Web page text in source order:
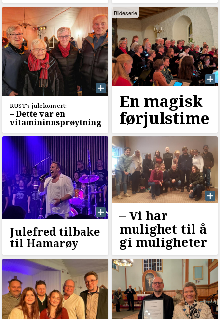
RUST's julekonsert:
–⁠ Dette var en
vitamininnsprøytning
Bildeserie
En magisk
førjulstime
Julefred tilbake
til Hamarøy
–⁠ Vi har
mulighet til å
gi muligheter